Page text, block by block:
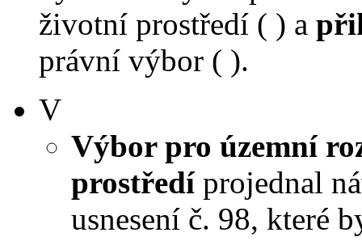
životní prostředí ( ) a
právní výbor ( ).
V
Výbor pro územní
prostředíprojednal
usnesení č. 98, které